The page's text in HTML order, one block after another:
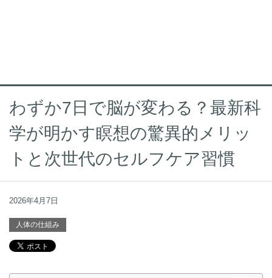
わずか7日で脳が変わる？最新科
学が明かす瞑想の驚異的メリッ
トと次世代のセルフケア習慣
2026年4月7日
人体の仕組み